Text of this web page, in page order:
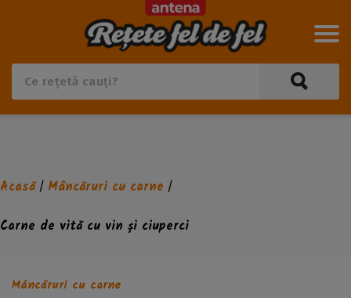
Acasă/ Mâncăruri cu carne /
Carne de vită cu vin și ciuperci
Mâncăruri cu carne